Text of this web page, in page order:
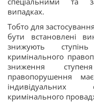
випадках.
Тобто для
бути встановлені
знижують
кримінального
зниження
правопорушення
індивідуальних
кримінального